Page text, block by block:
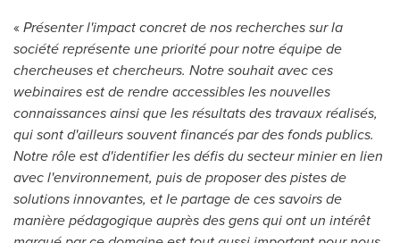
«Présenter l'impact concret de nos recherches sur la
société représente une priorité pour notre équipe de
chercheuses et chercheurs. Notre souhait avec ces
webinaires est de rendre accessibles les nouvelles
connaissances ainsi que les résultats des travaux réalisés,
qui sont d'ailleurs souvent financés par des fonds publics.
Notre rôle est d'identifier les défis du secteur minier en lien
avec l'environnement, puis de proposer des pistes de
solutions innovantes, et le partage de ces savoirs de
manière pédagogique auprès des gens qui ont un intérêt